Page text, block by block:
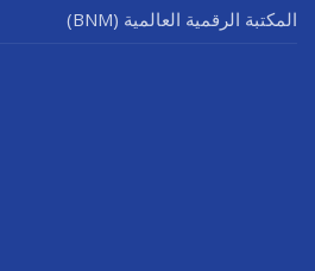
المكتبة الرقمية العالمية (BNM)